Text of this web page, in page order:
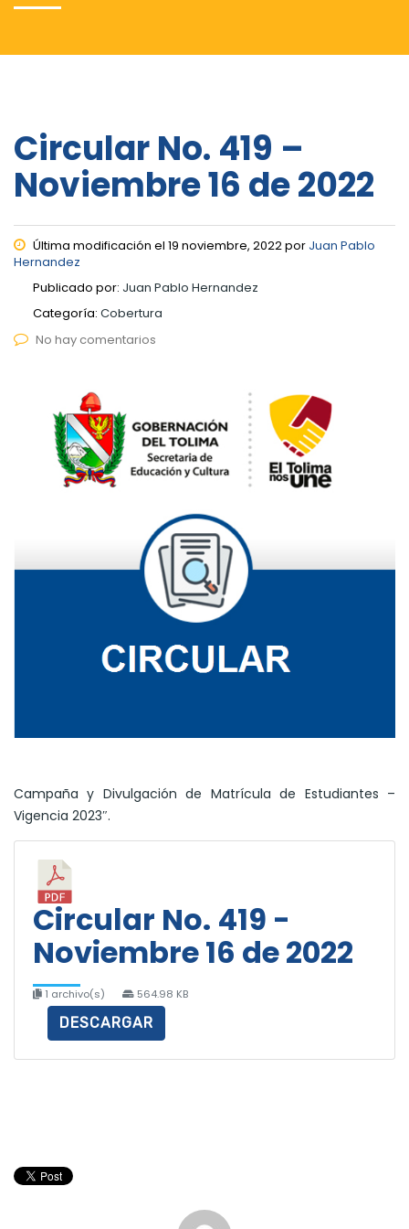
Circular No. 419 –
Noviembre 16 de 2022
Última modificación el 19 noviembre, 2022 por Juan Pablo
Hernandez
Publicado por: Juan Pablo Hernandez
Categoría: Cobertura
No hay comentarios
Campaña y Divulgación de Matrícula de Estudiantes –
Vigencia 2023″.
Circular No. 419 -
Noviembre 16 de 2022
1 archivo(s) 564.98 KB
DESCARGAR